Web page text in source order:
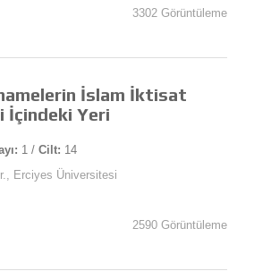
3302 Görüntüleme
İslam İktisat
İçindeki Yeri
1 / Cilt: 14
Erciyes Üniversitesi
2590 Görüntüleme